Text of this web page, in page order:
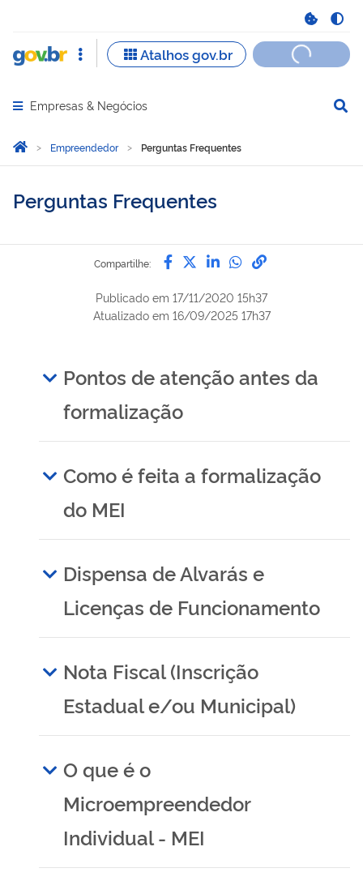
Abrir menu principal de navegação
Empresas & Negócios
Você está aqui:
Página Inicial
Empreendedor Perguntas Frequentes
Perguntas Frequentes
Compartilhe: Compartilhe por Facebook
Compartilhe por Twitter
Compartilhe por
Compartilhe
link para
Publicado em 17/11/2020 15h37
Atualizado em 16/09/2025 17h37
Pontos de atenção antes da
formalização
Como é feita a formalização
do MEI
Dispensa de Alvarás e
Licenças de Funcionamento
Nota Fiscal (Inscrição
Estadual e/ou Municipal)
O que é o
Microempreendedor
Individual - MEI